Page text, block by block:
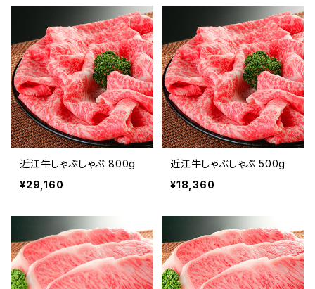
近江牛しゃぶしゃぶ 800g
¥29,160
近江牛しゃぶしゃぶ 500g
¥18,360